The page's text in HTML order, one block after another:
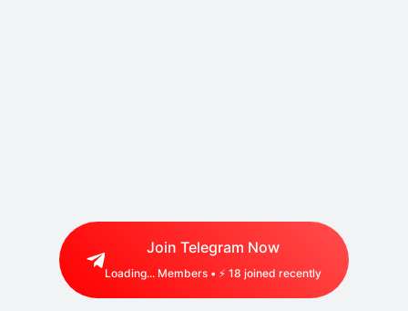
Join Telegram Now
Loading... Members • ⚡ 18 joined recently